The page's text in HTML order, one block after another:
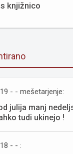
s knjižnico
- - mešetarjenje:
julija manj
tudi ukinejo !
- - :